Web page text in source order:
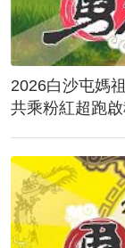
2026白沙屯媽
共乘粉紅超跑